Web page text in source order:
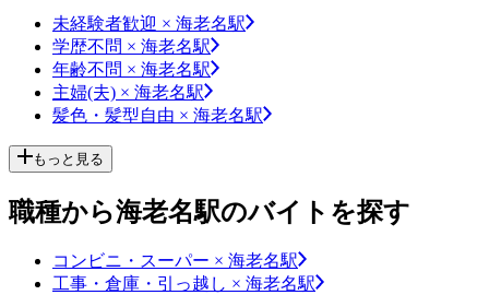
未経験者歓迎 × 海老名駅
学歴不問 × 海老名駅
年齢不問 × 海老名駅
主婦(夫) × 海老名駅
髪色・髪型自由 × 海老名駅
もっと見る
職種から海老名駅のバイトを探す
コンビニ・スーパー × 海老名駅
工事・倉庫・引っ越し × 海老名駅